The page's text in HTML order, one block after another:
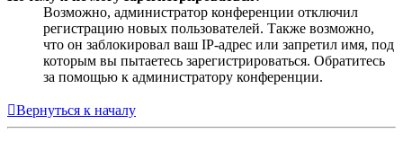
Возможно, администратор конференции отключил
регистрацию новых пользователей. Также возможно,
что он заблокировал ваш IP-адрес или запретил имя, под
которым вы пытаетесь зарегистрироваться. Обратитесь
за помощью к администратору конференции.
Вернуться к началу